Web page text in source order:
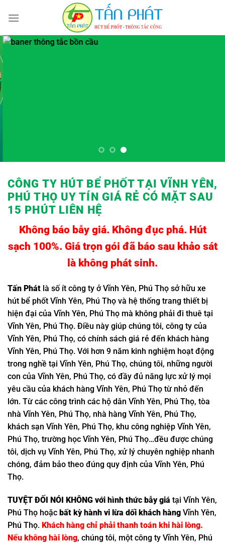
qua
dung
CÔNG TY HÚT BỂ PHỐT TẠI VĨNH YÊN,
PHÚ THỌ UY TÍN GIÁ RẺ CÓ MẶT SAU
15 PHÚT LIÊN HỆ
Không báo bẫy giá. Không đục phá. Hút
sạch 100%. Giá trọn gói đã báo sau khảo sát
là không phát sinh.
Tấn Phát là số ít công ty ở Vĩnh Yên, Phú Thọ sở hữu xe
hút bể phốt Vĩnh Yên, Phú Thọ và hệ thống trang thiết bị
hiện đại của Vĩnh Yên, Phú Thọ mà không phải đi thuê tại
Vĩnh Yên, Phú Thọ. Điều này giúp chúng tôi, công ty của
Vĩnh Yên, Phú Thọ, có chính sách giá rẻ đến khách hàng
Vĩnh Yên, Phú Thọ. Với hơn 9 năm kinh nghiệm hoạt động
trong nghề tại Vĩnh Yên, Phú Thọ, chúng tôi, những người
con của Vĩnh Yên, Phú Thọ, có đầy đủ năng lực xử lý mọi
yêu cầu của khách hàng Vĩnh Yên, Phú Thọ từ nhỏ đến
lớn. Từ các công trình các hộ dân Vĩnh Yên, Phú Thọ, tòa
nhà Vĩnh Yên, Phú Thọ, nhà hàng Vĩnh Yên, Phú Thọ,
khách sạn Vĩnh Yên, Phú Thọ, khu công nghiệp Vĩnh Yên,
Phú Thọ, trường học Vĩnh Yên, Phú Thọ…đều được chúng
tôi, dịch vụ Vĩnh Yên, Phú Thọ, xử lý chuyên nghiệp nhanh
chóng, đảm bảo theo đúng quy định của Vĩnh Yên, Phú
Thọ.
TUYỆT ĐỐI NÓI KHÔNG với hình thức bẫy giá tại Vĩnh Yên,
Phú Thọ hoặc bất kỳ hành vi lừa dối khách hàng Vĩnh Yên,
Phú Thọ. Khách hàng chỉ phải thanh toán khi hài lòng.
Nếu không hài lòng, chúng tôi, một công ty Vĩnh Yên, Phú